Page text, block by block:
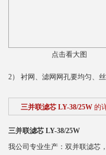
点击看大图
2） 衬网、滤网网孔要均匀、
三并联滤芯 LY-38/25W 的
三并联滤芯 LY-38/25W
我公司专业生产：双并联滤芯